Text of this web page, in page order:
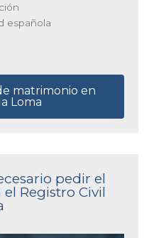
española
matrimonio en
Loma
pedir el
Registro Civil